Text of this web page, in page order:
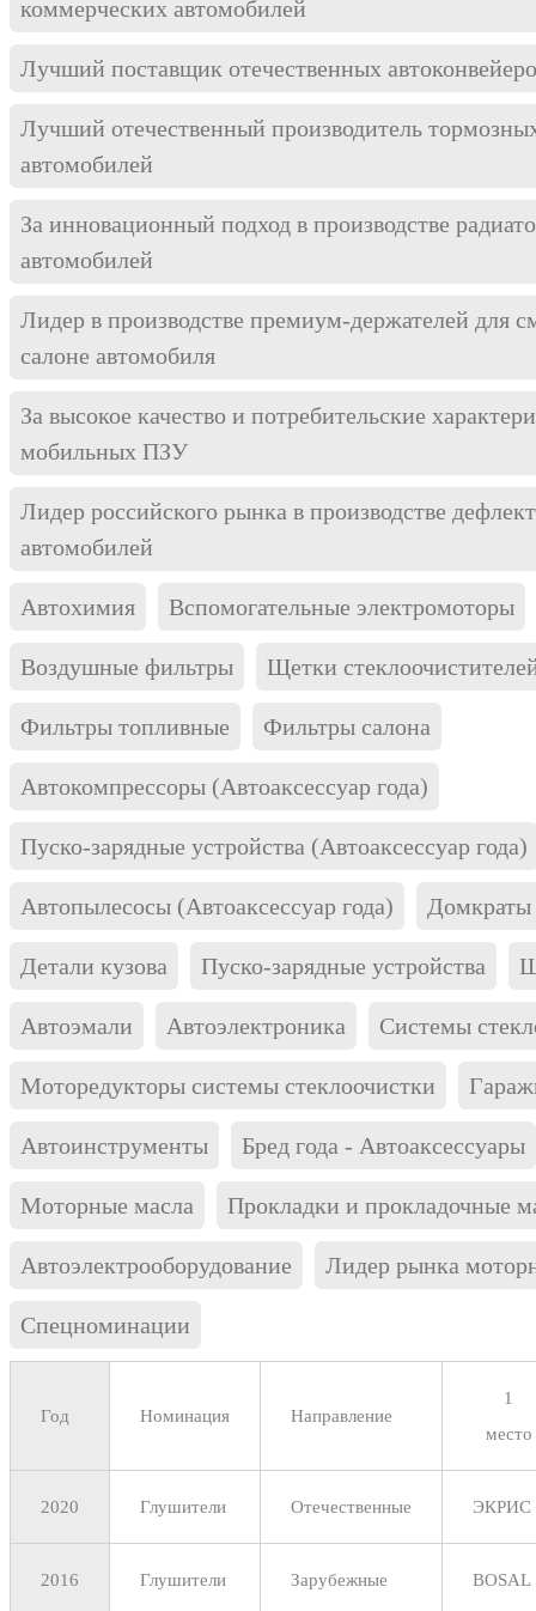
коммерческих автомобилей
Лучший поставщик отечественных
Лучший отечественный производитель
автомобилей
За инновационный подход в производстве
автомобилей
Лидер в производстве премиум-держателей для
салоне автомобиля
За высокое качество и потребительские
мобильных ПЗУ
Лидер российского рынка в производстве
автомобилей
Автохимия Вспомогательные электромоторы
Воздушные фильтры Щетки
Фильтры топливные Фильтры салона
Автокомпрессоры (Автоаксессуар года)
Пуско-зарядные устройства (Автоаксессуар года)
Автопылесосы (Автоаксессуар года) Домкраты
Детали кузова Пуско-зарядные устройства
Автоэмали Автоэлектроника Системы
Моторедукторы системы стеклоочистки
Автоинструменты Бред года - Автоаксессуары
Моторные масла Прокладки и прокладочные
Автоэлектрооборудование Лидер рынка
Спецноминации
Год Номинация Направление
1
место
2020 Глушители Отечественные ЭКРИС
2016 Глушители Зарубежные BOSAL